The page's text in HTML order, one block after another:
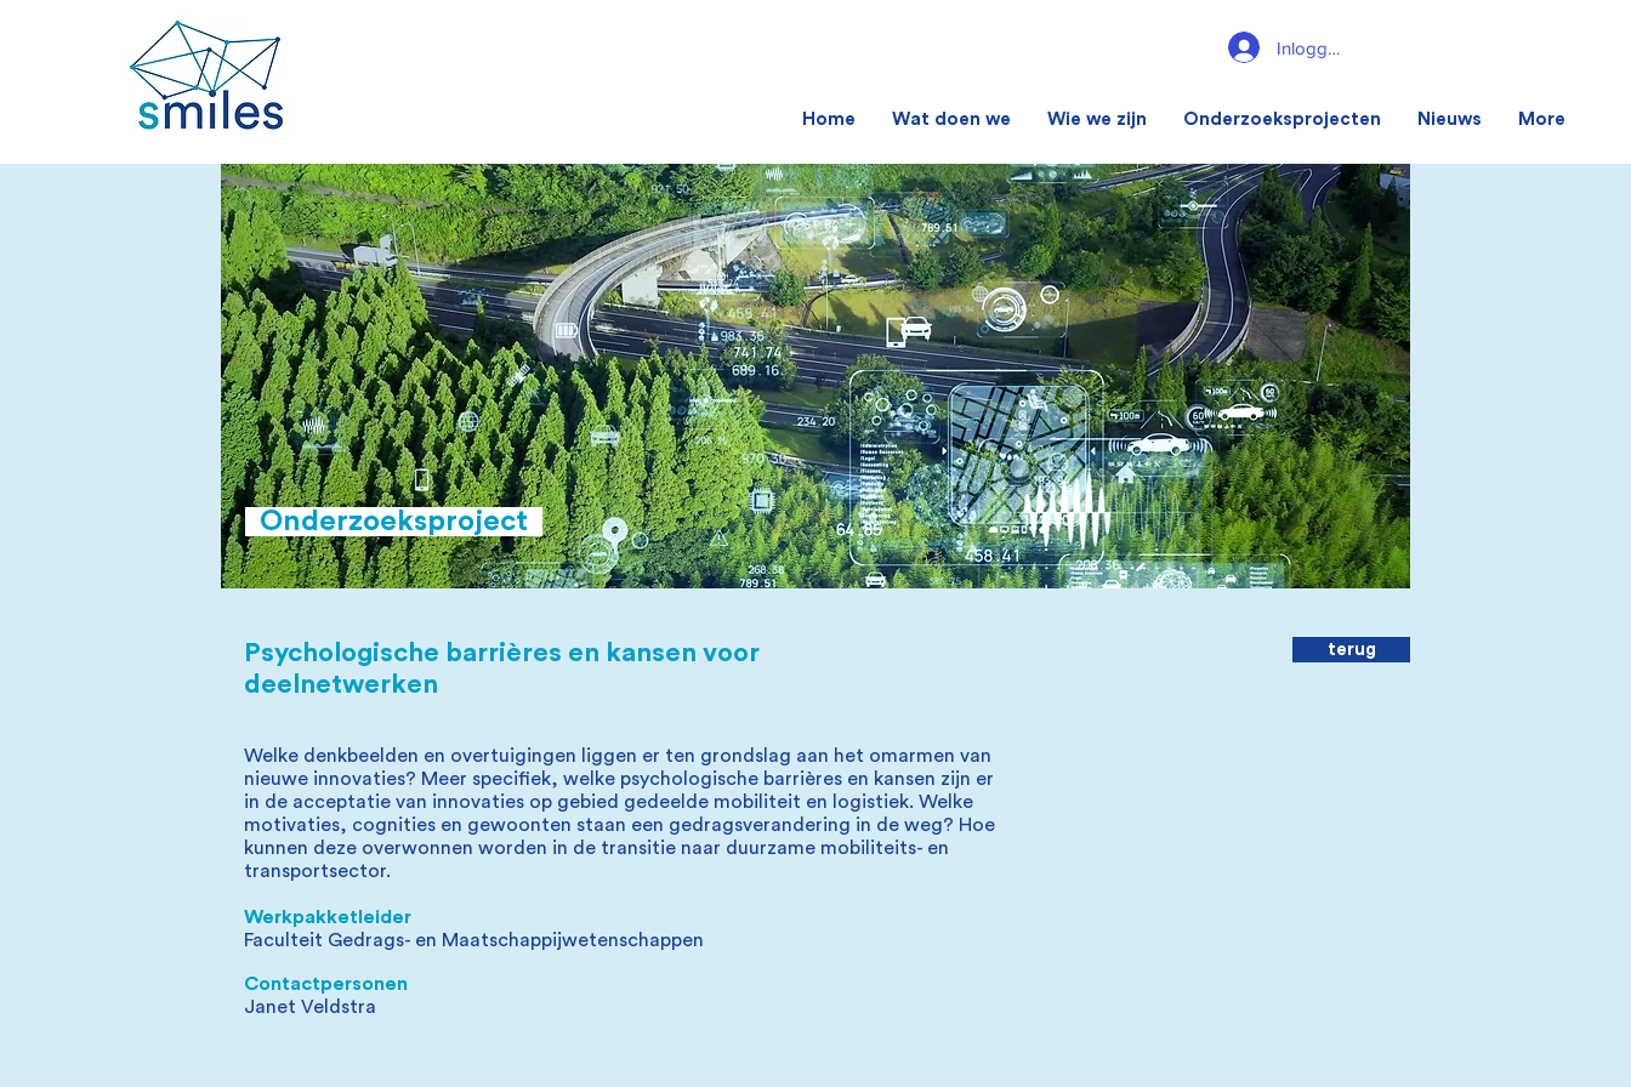
Inloggen
Home Wat doen we Wie we zijn Onderzoeksprojecten Nieuws More
Onderzoeksproject
Psychologische barrières en kansen voor
deelnetwerken
terug
Welke denkbeelden en overtuigingen liggen er ten grondslag aan het omarmen van
nieuwe innovaties? Meer specifiek, welke psychologische barrières en kansen zijn er
in de acceptatie van innovaties op gebied gedeelde mobiliteit en logistiek. Welke
motivaties, cognities en gewoonten staan een gedragsverandering in de weg? Hoe
kunnen deze overwonnen worden in de transitie naar duurzame mobiliteits- en
transportsector.
Werkpakketleider
Faculteit Gedrags- en Maatschappijwetenschappen
Contactpersonen
Janet Veldstra